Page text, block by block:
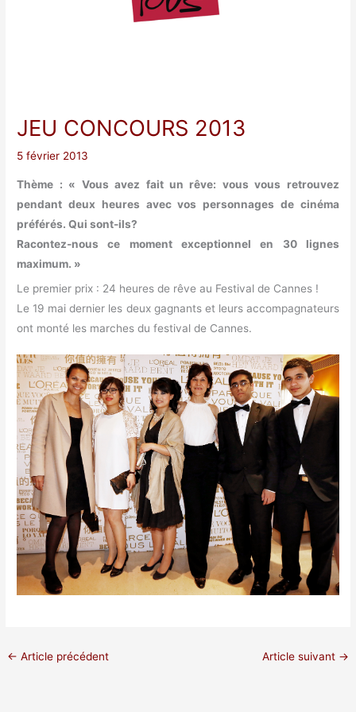
JEU CONCOURS 2013
5 février 2013
Thème : « Vous avez fait un rêve: vous vous retrouvez
pendant deux heures avec vos personnages de cinéma
préférés. Qui sont-ils?
Racontez-nous ce moment exceptionnel en 30 lignes
maximum. »
Le premier prix : 24 heures de rêve au Festival de Cannes !
Le 19 mai dernier les deux gagnants et leurs accompagnateurs
ont monté les marches du festival de Cannes.
← Article précédent Article suivant →